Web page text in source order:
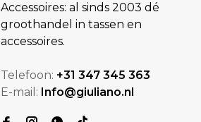
Accessoires: al sinds 2003 dé
groothandel in tassen en
accessoires.
Telefoon: +31 347 345 363
E-mail: Info@giuliano.nl